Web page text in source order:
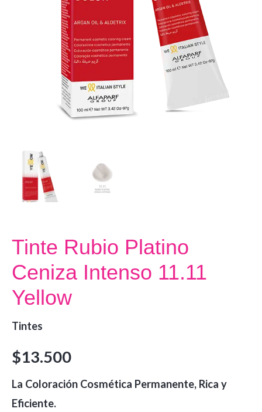
Tinte Rubio Platino
Ceniza Intenso 11.11
Yellow
Tintes
$13.500
La Coloración Cosmética Permanente, Rica y
Eficiente.